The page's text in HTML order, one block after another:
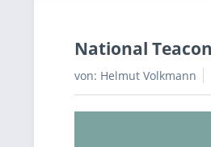
National
von: Helmut Volkmann